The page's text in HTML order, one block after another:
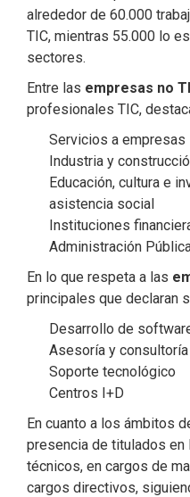
alrededor de 60.000
TIC, mientras 55.000 lo
sectores.
Entre las empresas no
profesionales TIC,
Servicios a empresas
Industria y
Educación, cultura e
asistencia social
Instituciones
Administración
En lo que respeta a las
principales que declaran
Desarrollo de
Asesoría y consultoría
Soporte tecnológico
Centros I+D
En cuanto a los ámbitos
presencia de titulados en
técnicos, en cargos de
cargos directivos,